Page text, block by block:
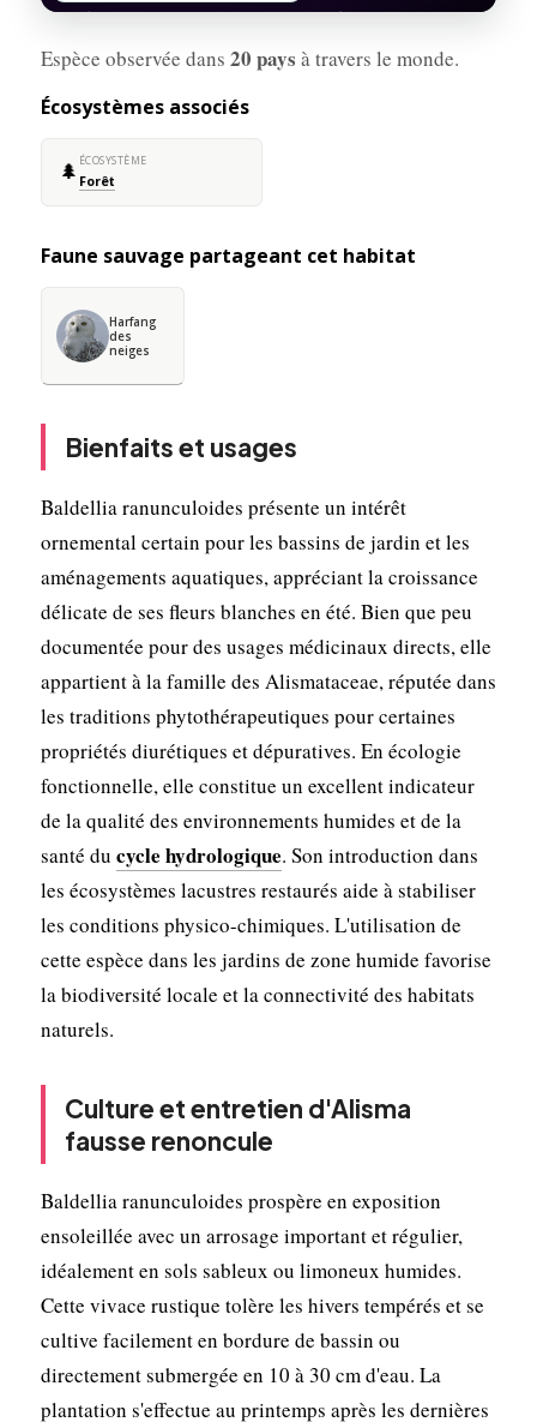
Espèce observée dans 20 pays à travers le monde.
Écosystèmes associés
🌲 ÉCOSYSTÈME
Forêt
Faune sauvage partageant cet habitat
Harfang
des
neiges
Bienfaits et usages
Baldellia ranunculoides présente un intérêt
ornemental certain pour les bassins de jardin et les
aménagements aquatiques, appréciant la croissance
délicate de ses fleurs blanches en été. Bien que peu
documentée pour des usages médicinaux directs, elle
appartient à la famille des Alismataceae, réputée dans
les traditions phytothérapeutiques pour certaines
propriétés diurétiques et dépuratives. En écologie
fonctionnelle, elle constitue un excellent indicateur
de la qualité des environnements humides et de la
santé du cycle hydrologique. Son introduction dans
les écosystèmes lacustres restaurés aide à stabiliser
les conditions physico-chimiques. L'utilisation de
cette espèce dans les jardins de zone humide favorise
la biodiversité locale et la connectivité des habitats
naturels.
Culture et entretien d'Alisma
fausse renoncule
Baldellia ranunculoides prospère en exposition
ensoleillée avec un arrosage important et régulier,
idéalement en sols sableux ou limoneux humides.
Cette vivace rustique tolère les hivers tempérés et se
cultive facilement en bordure de bassin ou
directement submergée en 10 à 30 cm d'eau. La
plantation s'effectue au printemps après les dernières